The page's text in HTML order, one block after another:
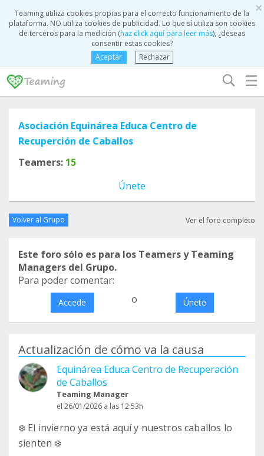
×
Teaming utiliza cookies propias para el correcto funcionamiento de la
plataforma. NO utiliza cookies de publicidad. Lo que sí utiliza son cookies
de terceros para la medición (haz click aquí para leer más), ¿deseas
consentir estas cookies?
Aceptar
Rechazar
☰
Asociación Equinárea Educa Centro de
Recuperción de Caballos
Teamers: 15
Únete
Volver al Grupo Ver el foro completo
Este foro sólo es para los Teamers y Teaming
Managers del Grupo.
Para poder comentar:
Accede o Únete
Actualización de cómo va la causa
Equinárea Educa Centro de Recuperación
de Caballos
Teaming Manager
el 26/01/2026 a las 12:53h
❄️ El invierno ya está aquí y nuestros caballos lo
sienten ❄️